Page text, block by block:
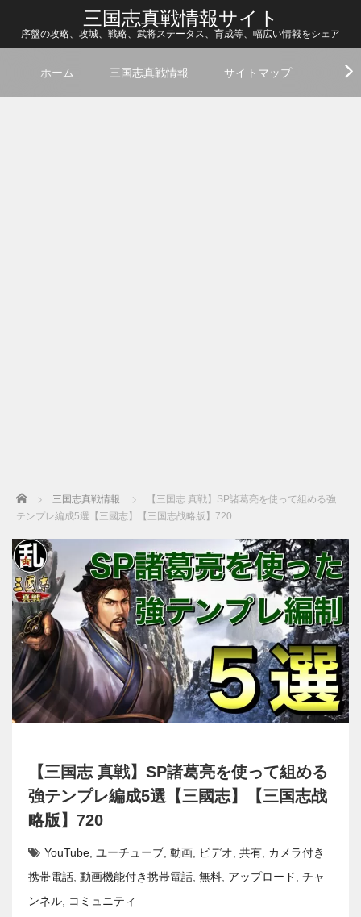
三国志真戦情報サイト
序盤の攻略、攻城、戦略、武将ステータス、育成等、幅広い情報をシェア
ホーム 三国志真戦情報 サイトマップ
Home 三国志真戦情報
【三国志 真戦】SP諸葛亮を使って組める強
テンプレ編成5選【三國志】【三国志战略版】720
【三国志 真戦】SP諸葛亮を使って組める
強テンプレ編成5選【三國志】【三国志战
略版】720
YouTube ユーチューブ 動画 ビデオ 共有 カメラ付き
携帯電話 動画機能付き携帯電話 無料 アップロード
チャ
ンネル
コミュニティ